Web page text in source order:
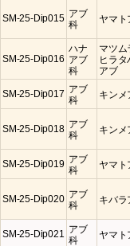
SM-25-Dip015 アブ
科
ヤマト
SM-25-Dip016
ハナ
アブ
科
マツム
ヒラタ
アブ
SM-25-Dip017 アブ
科
キンメ
SM-25-Dip018 アブ
科
キンメ
SM-25-Dip019 アブ
科
ヤマト
SM-25-Dip020 アブ
科
キバラ
SM-25-Dip021
アブ
科
ヤマト